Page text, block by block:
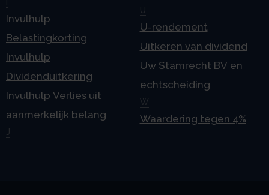
Invulhulp
Belastingkorting
Invulhulp
Dividenduitkering
Invulhulp Verlies uit
aanmerkelijk belang
U
U-rendement
Uitkeren van dividend
Uw Stamrecht BV en
echtscheiding
W
Waardering tegen 4%